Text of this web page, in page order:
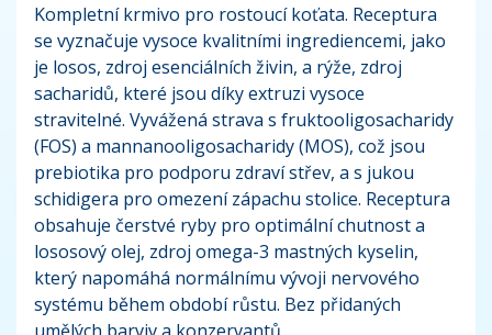
Kompletní krmivo pro rostoucí koťata. Receptura
se vyznačuje vysoce kvalitními ingrediencemi, jako
je losos, zdroj esenciálních živin, a rýže, zdroj
sacharidů, které jsou díky extruzi vysoce
stravitelné. Vyvážená strava s fruktooligosacharidy
(FOS) a mannanooligosacharidy (MOS), což jsou
prebiotika pro podporu zdraví střev, a s jukou
schidigera pro omezení zápachu stolice. Receptura
obsahuje čerstvé ryby pro optimální chutnost a
lososový olej, zdroj omega-3 mastných kyselin,
který napomáhá normálnímu vývoji nervového
systému během období růstu. Bez přidaných